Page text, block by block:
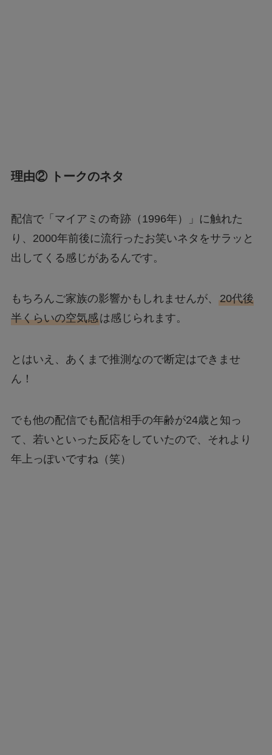
理由② トークのネタ
配信で「マイアミの奇跡（1996年）」に触れた
り、2000年前後に流行ったお笑いネタをサラッと
出してくる感じがあるんです。
もちろんご家族の影響かもしれませんが、 20代後
半くらいの空気感は感じられます。
とはいえ、あくまで推測なので断定はできませ
ん！
でも他の配信でも配信相手の年齢が24歳と知っ
て、若いといった反応をしていたので、それより
年上っぽいですね（笑）